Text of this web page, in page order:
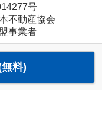
号
不動産協会
事業者
料)